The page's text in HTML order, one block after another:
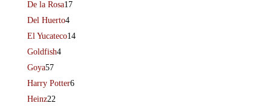
De la Rosa17
Del Huerto4
El Yucateco14
Goldfish4
Goya57
Harry Potter6
Heinz22